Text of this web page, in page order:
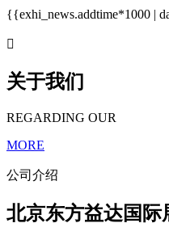
{{exhi_news.addtime*1000 |

关于我们
REGARDING OUR
MORE
公司介绍
北京东方益达国际